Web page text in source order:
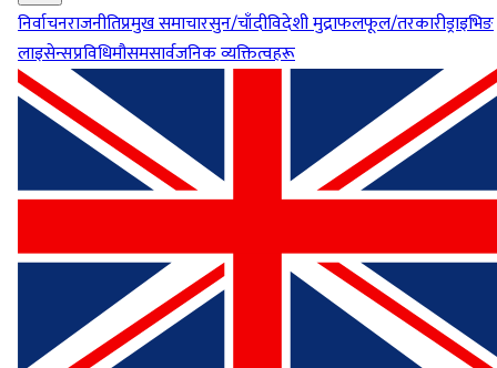
निर्वाचनराजनीतिप्रमुख समाचारसुन/चाँदीविदेशी मुद्राफलफूल/तरकारीड्राइभिङ
लाइसेन्सप्रविधिमौसमसार्वजनिक व्यक्तित्वहरू